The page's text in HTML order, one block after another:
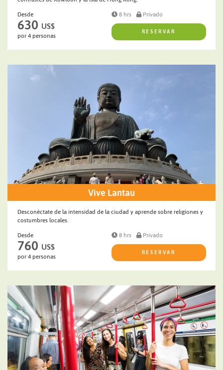
Desde
630 US$
por 4 personas
8 hrs Privado
RESERVAR
Vive Lantau
Desconéctate de la intensidad de la ciudad y aprende sobre religiones y
costumbres locales.
Desde
760 US$
por 4 personas
8 hrs Privado
RESERVAR